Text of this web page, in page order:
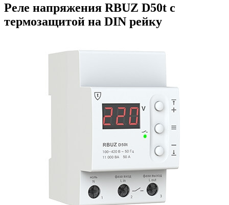
Реле напряжения RBUZ D50t с
термозащитой на DIN рейку